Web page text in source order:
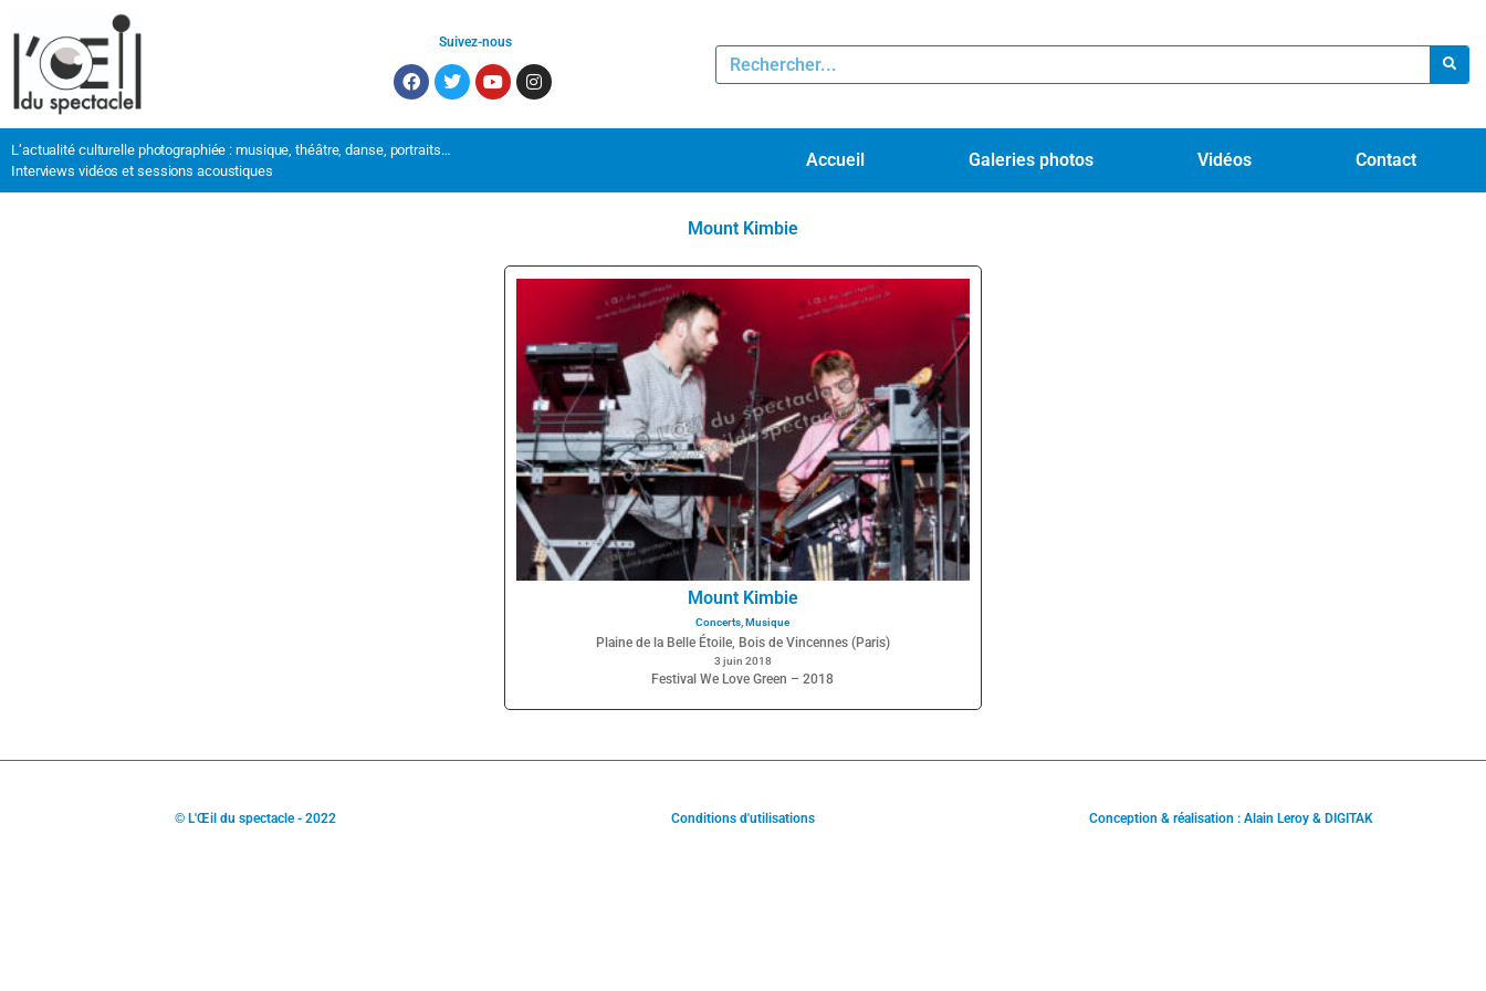
Suivez-nous
L’actualité culturelle photographiée : musique, théâtre, danse, portraits…
Interviews vidéos et sessions acoustiques
Accueil Galeries photos Vidéos Contact
Mount Kimbie
Mount Kimbie
Concerts, Musique
Plaine de la Belle Étoile, Bois de Vincennes (Paris)
3 juin 2018
Festival We Love Green – 2018
© L'Œil du spectacle - 2022 Conditions d'utilisations Conception & réalisation : Alain Leroy & DIGITAK